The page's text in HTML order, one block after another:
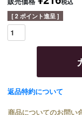
[2 ポイント進呈 ]
返品特約について
商品についてのお問い